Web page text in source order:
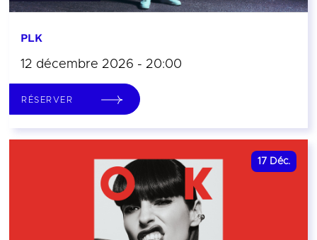
PLK
12 décembre 2026 - 20:00
RÉSERVER
17 Déc.